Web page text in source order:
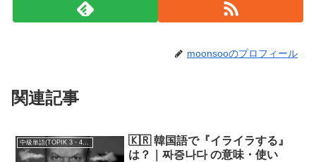
moonsooのプロフィール
関連記事
中級単語(TOPIK 3・4級)
🇰🇷 韓国語で『イライラする』
は？｜짜증나다 の意味・使い